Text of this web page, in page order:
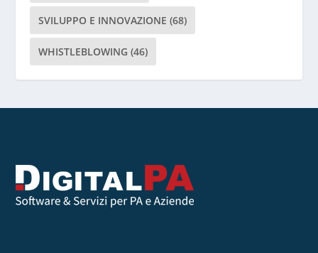
v
o
u
o
c
a
SVILUPPO E INNOVAZIONE (68)
WHISTLEBLOWING (46)